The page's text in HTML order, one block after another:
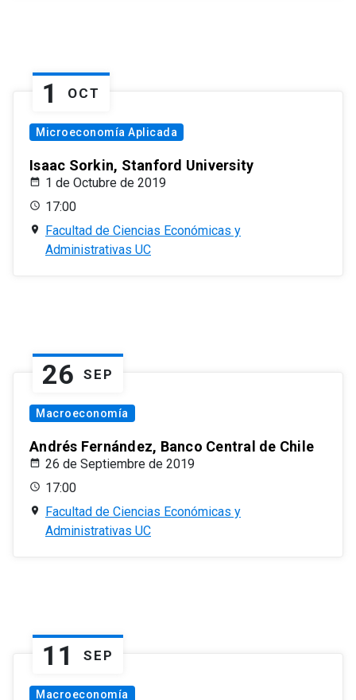
1 OCT
Microeconomía Aplicada
Isaac Sorkin, Stanford University
1 de Octubre de 2019
17:00
Facultad de Ciencias Económicas y
Administrativas UC
26 SEP
Macroeconomía
Andrés Fernández, Banco Central de Chile
26 de Septiembre de 2019
17:00
Facultad de Ciencias Económicas y
Administrativas UC
11 SEP
Macroeconomía